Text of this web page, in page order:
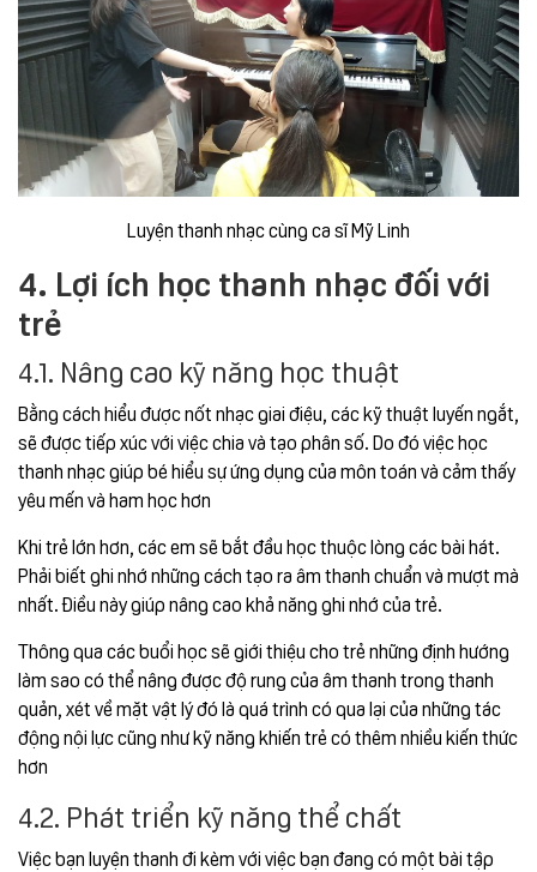
Luyện thanh nhạc cùng ca sĩ Mỹ Linh
4. Lợi ích học thanh nhạc đối với
trẻ
4.1. Nâng cao kỹ năng học thuật
Bằng cách hiểu được nốt nhạc giai điệu, các kỹ thuật luyến ngắt,
sẽ được tiếp xúc với việc chia và tạo phân số. Do đó việc học
thanh nhạc giúp bé hiểu sự ứng dụng của môn toán và cảm thấy
yêu mến và ham học hơn
Khi trẻ lớn hơn, các em sẽ bắt đầu học thuộc lòng các bài hát.
Phải biết ghi nhớ những cách tạo ra âm thanh chuẩn và mượt mà
nhất. Điều này giúp nâng cao khả năng ghi nhớ của trẻ.
Thông qua các buổi học sẽ giới thiệu cho trẻ những định hướng
làm sao có thể nâng được độ rung của âm thanh trong thanh
quản, xét về mặt vật lý đó là quá trình có qua lại của những tác
động nội lực cũng như kỹ năng khiến trẻ có thêm nhiều kiến thức
hơn
4.2. Phát triển kỹ năng thể chất
Việc bạn luyện thanh đi kèm với việc bạn đang có một bài tập